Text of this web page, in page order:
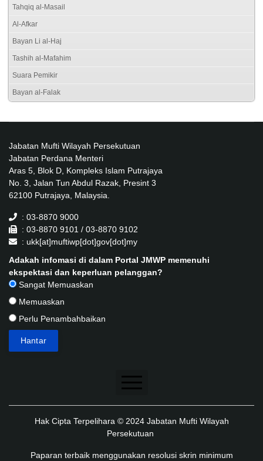
Tahqiq al-Masail
Al-Afkar
Bayan Li al-Haj
Tashih al-Mafahim
Suara Pemikir
Bayan al-Falak
Jabatan Mufti Wilayah Persekutuan
Jabatan Perdana Menteri
Aras 5, Blok D, Kompleks Islam Putrajaya
No. 3, Jalan Tun Abdul Razak, Presint 3
62100 Putrajaya, Malaysia.
: 03-8870 9000
: 03-8870 9101 / 03-8870 9102
: ukk[at]muftiwp[dot]gov[dot]my
Adakah infomasi di dalam Portal JMWP memenuhi
ekspektasi dan keperluan pelanggan?
Sangat Memuaskan
Memuaskan
Perlu Penambahbaikan
Penafian
Dasar Keselamatan
Hak Cipta Terpelihara © 2024 Jabatan Mufti Wilayah
Persekutuan
Paparan terbaik menggunakan resolusi skrin minimum